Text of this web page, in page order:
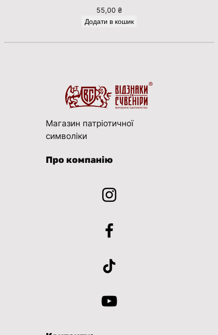
55,00 ₴
Додати в кошик
Магазин патріотичної
символіки
Про компанію